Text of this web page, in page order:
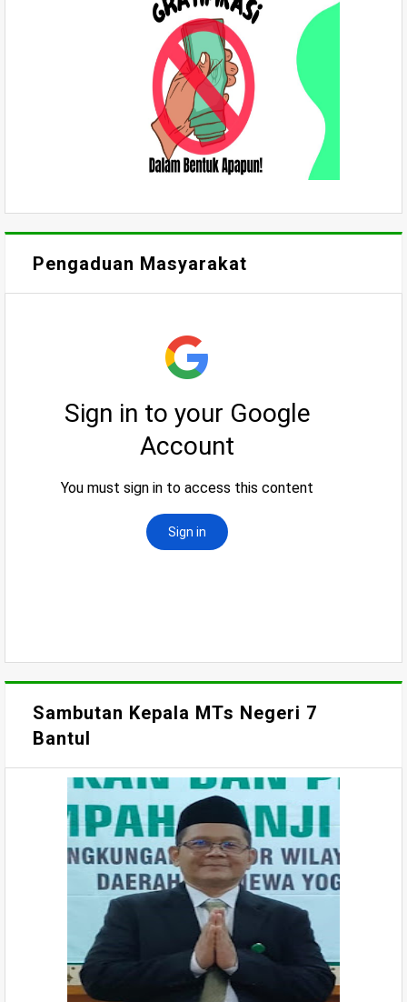
Pengaduan Masyarakat
Sambutan Kepala MTs Negeri 7
Bantul